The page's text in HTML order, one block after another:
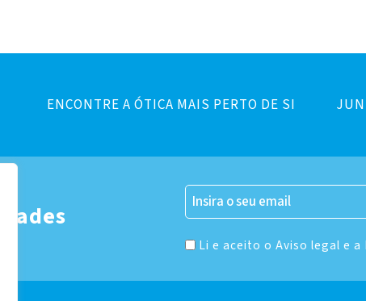
ENCONTRE A ÓTICA MAIS PERTO DE SI
Li e aceito o Aviso legal e